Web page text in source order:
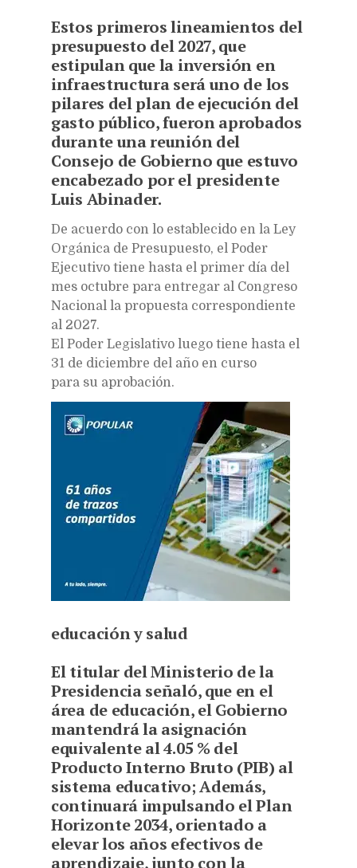
Estos primeros lineamientos del
presupuesto del 2027, que
estipulan que la inversión en
infraestructura será uno de los
pilares del plan de ejecución del
gasto público, fueron aprobados
durante una reunión del
Consejo de Gobierno que estuvo
encabezado por el presidente
Luis Abinader.
De acuerdo con lo establecido en la Ley
Orgánica de Presupuesto, el Poder
Ejecutivo tiene hasta el primer día del
mes octubre para entregar al Congreso
Nacional la propuesta correspondiente
al 2027.
El Poder Legislativo luego tiene hasta el
31 de diciembre del año en curso
para su aprobación.
educación y salud
El titular del Ministerio de la
Presidencia señaló, que en el
área de educación, el Gobierno
mantendrá la asignación
equivalente al 4.05 % del
Producto Interno Bruto (PIB) al
sistema educativo; Además,
continuará impulsando el Plan
Horizonte 2034, orientado a
elevar los años efectivos de
aprendizaje, junto con la